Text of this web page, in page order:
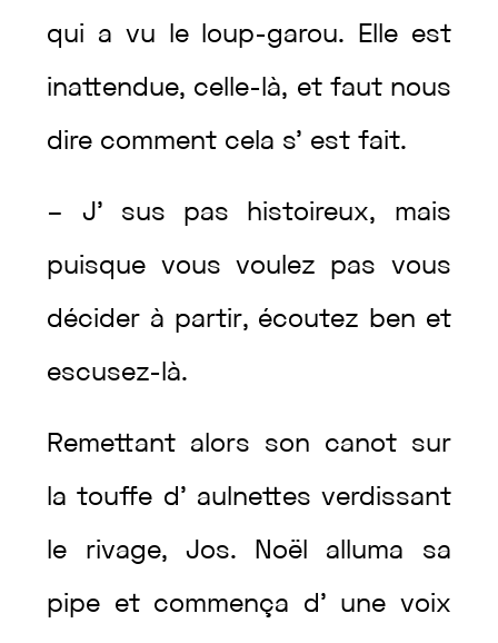
qui a vu le loup-garou. Elle est
inattendue, celle-là, et faut nous
dire comment cela s’ estfait.
– J’ sus pas histoireux, mais
puisque vousvoulez pas vous
décider à partir, écoutez ben et
escusez-là.
Remettant alors son canot sur
latouffe d’ aulnettes verdissant
le rivage, Jos. Noël alluma sa
pipe et commença d’ une voix